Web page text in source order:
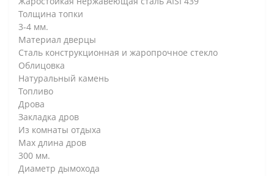
Толщина топки
3-4 мм.
Материал дверцы
Сталь конструкционная и жаропрочное стекло
Облицовка
Натуральный камень
Топливо
Дрова
Закладка дров
Из комнаты отдыха
Max длина дров
300 мм.
Диаметр дымохода